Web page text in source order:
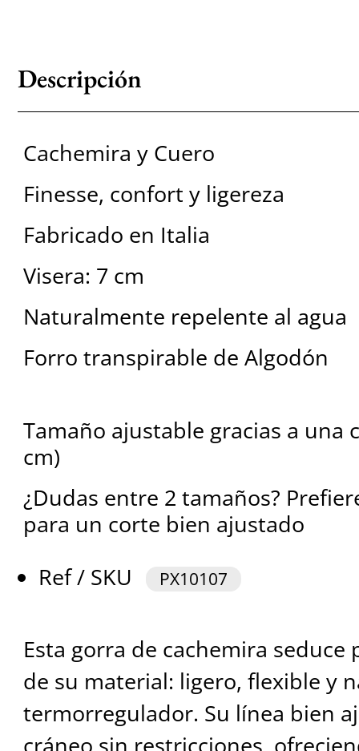
Descripción
Cachemira y Cuero
Finesse, confort y ligereza
Fabricado en Italia
Visera: 7 cm
Naturalmente repelente al agua
Forro transpirable de Algodón
Tamaño ajustable gracias a una
cm)
¿Dudas entre 2 tamaños?
para un corte bien ajustado
Ref / SKU
PX10107
Esta gorra de cachemira
de su material: ligero, flexible y
termorregulador. Su línea bien